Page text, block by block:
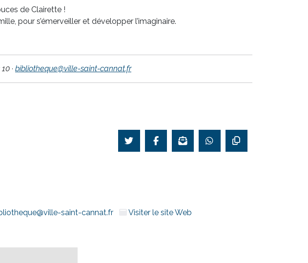
de Clairette !
pour s’émerveiller et développer l’imaginaire.
· bibliotheque@ville-saint-cannat.fr
saint-cannat.fr Visiter le site Web